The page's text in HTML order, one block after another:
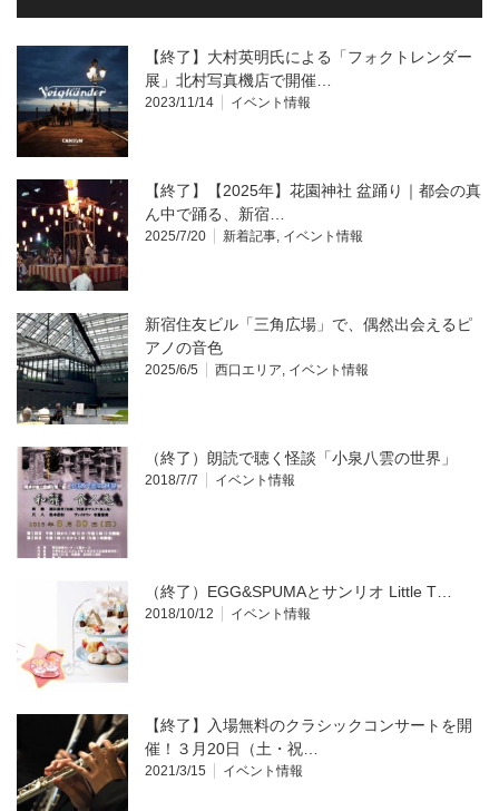
【終了】大村英明氏による「フォクトレンダー
展」北村写真機店で開催…
2023/11/14 イベント情報
【終了】【2025年】花園神社 盆踊り｜都会の真
ん中で踊る、新宿…
2025/7/20 新着記事, イベント情報
新宿住友ビル「三角広場」で、偶然出会えるピ
アノの音色
2025/6/5 西口エリア, イベント情報
（終了）朗読で聴く怪談「小泉八雲の世界」
2018/7/7 イベント情報
（終了）EGG&SPUMAとサンリオ Little T…
2018/10/12 イベント情報
【終了】入場無料のクラシックコンサートを開
催！３月20日（土・祝…
2021/3/15 イベント情報